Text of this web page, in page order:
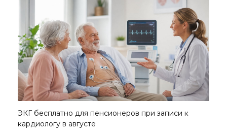
ЭКГ бесплатно для пенсионеров при записи к
кардиологу в августе